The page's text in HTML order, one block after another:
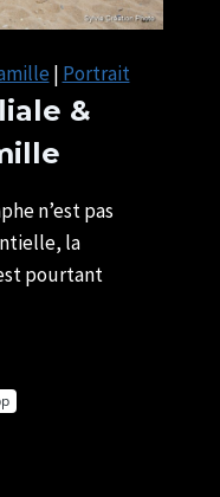
| Portrait
&
n’est pas
la
pourtant